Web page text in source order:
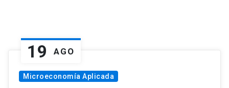
19 AGO
Microeconomía Aplicada